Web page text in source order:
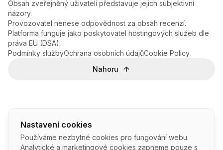
Nastavení cookies
Používáme nezbytné cookies pro fungování webu.
Analytické a marketingové cookies zapneme pouze s
Obsah zveřejněný uživateli představuje jejich subjektivní
názory.
Provozovatel nenese odpovědnost za obsah recenzí.
Platforma funguje jako poskytovatel hostingových služeb dle
práva EU (DSA).
Podmínky službyOchrana osobních údajůCookie Policy
Nahoru